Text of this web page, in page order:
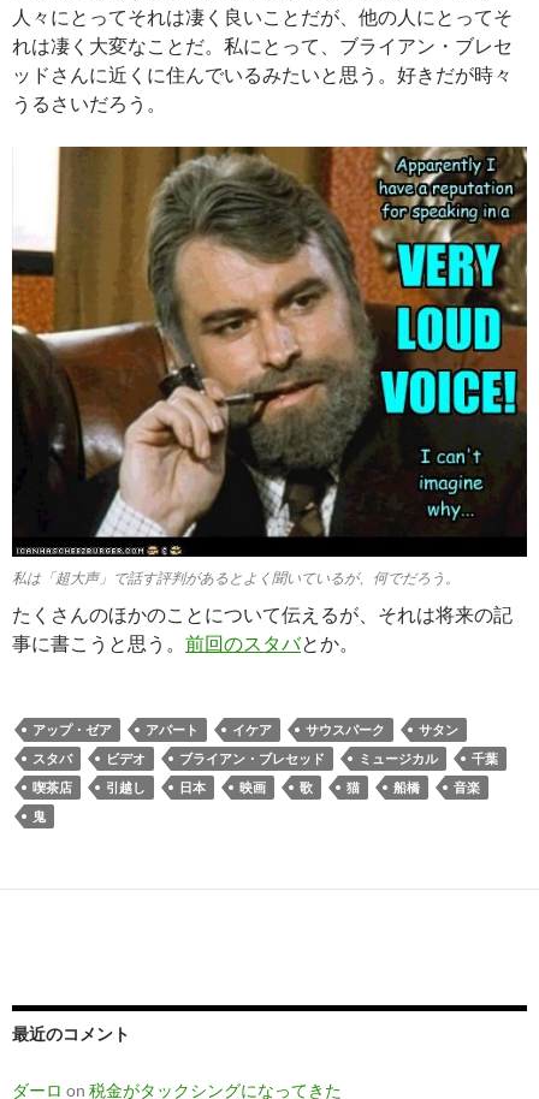
人々にとってそれは凄く良いことだが、他の人にとってそ
れは凄く大変なことだ。私にとって、ブライアン・ブレセ
ッドさんに近くに住んでいるみたいと思う。好きだが時々
うるさいだろう。
私は「超大声」で話す評判があるとよく聞いているが、何でだろう。
たくさんのほかのことについて伝えるが、それは将来の記
事に書こうと思う。 前回のスタバとか。
アップ・ゼア アパート イケア サウスパーク
サタン
スタバ
ビデオ ブライアン・ブレセッド ミュージカル
千葉
喫茶店
引越し 日本 映画 歌 猫 船橋
音楽
鬼
最近のコメント
ダーロ on 税金がタックシングになってきた